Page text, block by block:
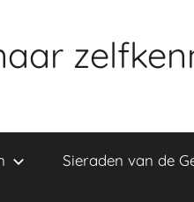
Sieraden van de